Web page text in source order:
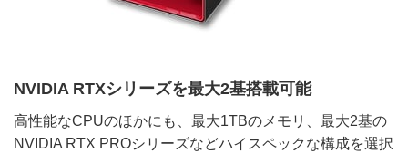
NVIDIA RTXシリーズを最大2基搭載可能
高性能なCPUのほかにも、最大1TBのメモリ、最大2基の
NVIDIA RTX PROシリーズなどハイスペックな構成を選択